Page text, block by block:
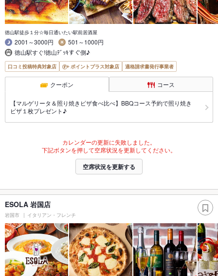
徳山駅徒歩１分☆毎日通いたい駅前居酒屋
2001～3000円
501～1000円
徳山駅すぐ!徳山ﾃﾞｯｷすぐ側♪
口コミ投稿特典対象店 ポイントプラス対象店 適格請求書発行事業者
クーポン コース
【マルゲリータ＆照り焼きピザ食べ比べ】BBQコース予約で照り焼き
ピザ１枚プレゼント♪
カレンダーの更新に失敗しました。
下記ボタンを押して空席状況を更新してください。
空席状況を更新する
ESOLA 岩国店
岩国市 イタリアン・フレンチ